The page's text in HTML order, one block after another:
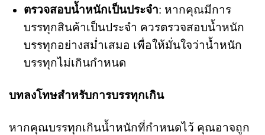
ตรวจสอบน้ำหนักเป็นประจำ: หากคุณมีการ
บรรทุกสินค้าเป็นประจำ ควรตรวจสอบน้ำหนัก
บรรทุกอย่างสม่ำเสมอ เพื่อให้มั่นใจว่าน้ำหนัก
บรรทุกไม่เกินกำหนด
บทลงโทษสำหรับการบรรทุกเกิน
หากคุณบรรทุกเกินน้ำหนักที่กำหนดไว้ คุณอาจถูก